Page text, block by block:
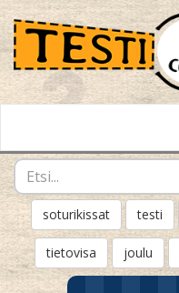
soturikissat testi
tietovisa joulu